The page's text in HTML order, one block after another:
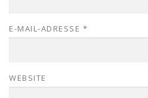
E-MAIL-ADRESSE *
WEBSITE